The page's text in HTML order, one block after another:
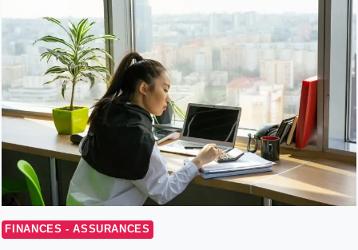
FINANCES - ASSURANCES